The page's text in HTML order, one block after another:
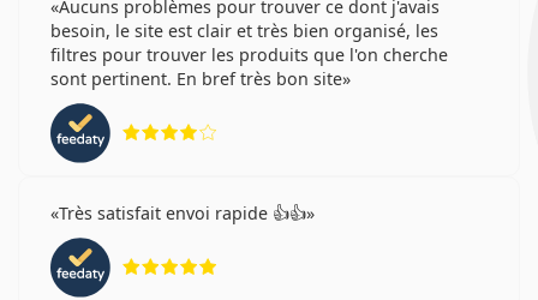
Aucuns problèmes pour trouver ce dont j'avais
besoin, le site est clair et très bien organisé, les
filtres pour trouver les produits que l'on cherche
sont pertinent. En bref très bon site
Très satisfait envoi rapide 👍👍